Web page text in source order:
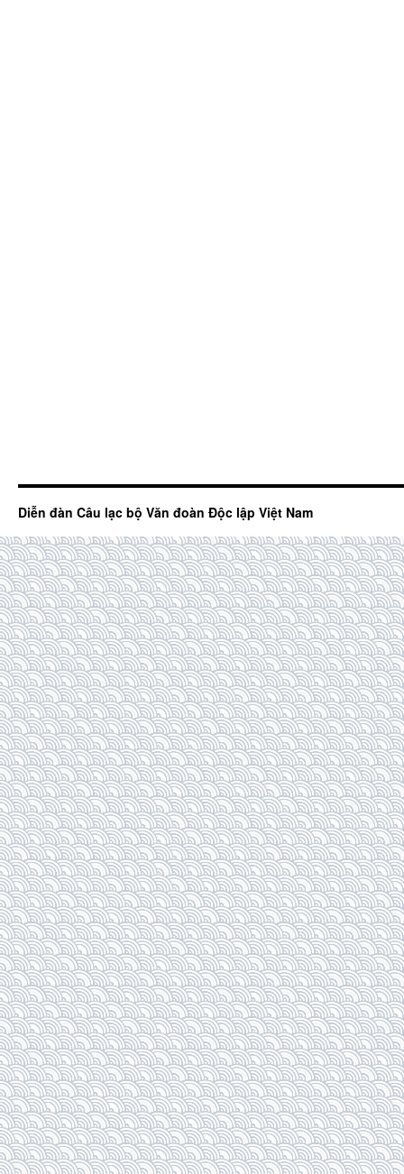
Diễn đàn Câu lạc bộ Văn đoàn Độc lập Việt Nam